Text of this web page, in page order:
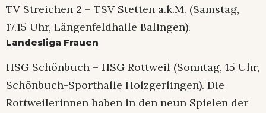
TV Streichen 2 – TSV Stetten a.k.M. (Samstag,
17.15 Uhr, Längenfeldhalle Balingen).
Landesliga Frauen
HSG Schönbuch – HSG Rottweil (Sonntag, 15 Uhr,
Schönbuch-Sporthalle Holzgerlingen). Die
Rottweilerinnen haben in den neun Spielen der